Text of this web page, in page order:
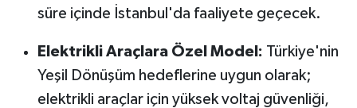
süre içinde İstanbul'da faaliyete geçecek.
Elektrikli Araçlara Özel Model: Türkiye'nin
Yeşil Dönüşüm hedeflerine uygun olarak;
elektrikli araçlar için yüksek voltaj güvenliği,